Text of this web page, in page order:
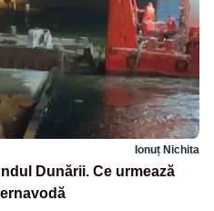
Ionuț Nichita
Dunării. Ce urmează